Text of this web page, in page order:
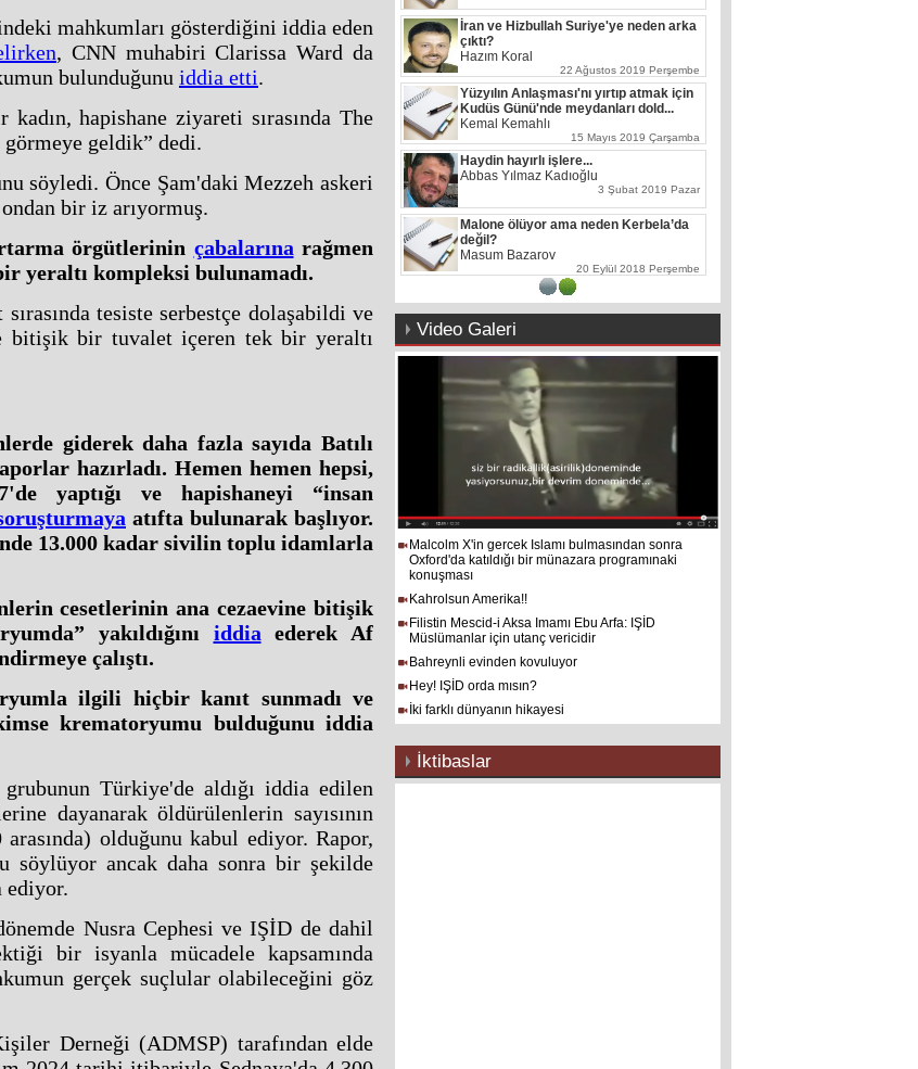
mahkumları gösterdiğini iddia eden
, CNN muhabiri Clarissa Ward da
bulunduğunu iddia etti.
hapishane ziyareti sırasında The
geldik” dedi.
söyledi. Önce Şam'daki Mezzeh askeri
bir iz arıyormuş.
örgütlerinin çabalarına rağmen
yeraltı kompleksi bulunamadı.
tesiste serbestçe dolaşabildi ve
bitişik bir tuvalet içeren tek bir yeraltı
giderek daha fazla sayıda Batılı
hazırladı. Hemen hemen hepsi,
yaptığı ve hapishaneyi “insan
atıfta bulunarak başlıyor.
13.000 kadar sivilin toplu idamlarla
cesetlerinin ana cezaevine bitişik
yakıldığını iddia ederek Af
çalıştı.
ilgili hiçbir kanıt sunmadı ve
krematoryumu bulduğunu iddia
Türkiye'de aldığı iddia edilen
dayanarak öldürülenlerin sayısının
olduğunu kabul ediyor. Rapor,
söylüyor ancak daha sonra bir şekilde
ediyor.
Nusra Cephesi ve IŞİD de dahil
bir isyanla mücadele kapsamında
gerçek suçlular olabileceğini göz
Derneği (ADMSP) tarafından elde
İran ve Hizbullah Suriye'ye neden arka
çıktı?
Hazım Koral
22 Ağustos 2019 Perşembe
Yüzyılın Anlaşması'nı yırtıp atmak için
Kudüs Günü'nde meydanları dold...
Kemal Kemahlı
15 Mayıs 2019 Çarşamba
Haydin hayırlı işlere...
Abbas Yılmaz Kadıoğlu
3 Şubat 2019 Pazar
Malone ölüyor ama neden Kerbela’da
değil?
Masum Bazarov
20 Eylül 2018 Perşembe
1
Video Galeri
Malcolm X'in gercek Islamı bulmasından sonra
Oxford'da katıldığı bir münazara programınaki
konuşması
Kahrolsun Amerika!!
Filistin Mescid-i Aksa Imamı Ebu Arfa: IŞİD
Müslümanlar için utanç vericidir
Bahreynli evinden kovuluyor
Hey! IŞİD orda mısın?
İki farklı dünyanın hikayesi
İktibaslar